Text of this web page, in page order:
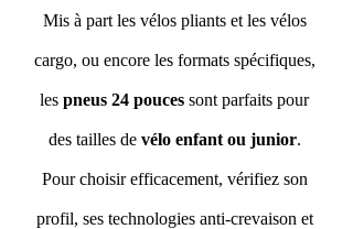
Mis à part les vélos pliants et les vélos
cargo, ou encore les formats spécifiques,
les pneus 24 pouces sont parfaits pour
des tailles de vélo enfant ou junior.
Pour choisir efficacement, vérifiez son
profil, ses technologies anti-crevaison et